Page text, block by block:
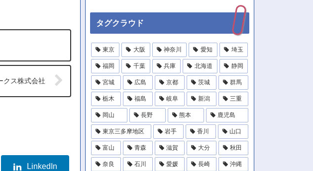
クス株式会社
LinkedIn
タグクラウド
東京 大阪 神奈川 愛知 埼玉
福岡 千葉 兵庫 北海道 静岡
宮城 広島 京都 茨城 群馬
栃木 福島 岐阜 新潟 三重
岡山 長野 熊本 鹿児島
東京三多摩地区 岩手 香川 山口
富山 青森 滋賀 大分 秋田
奈良 石川 愛媛 長崎 沖縄